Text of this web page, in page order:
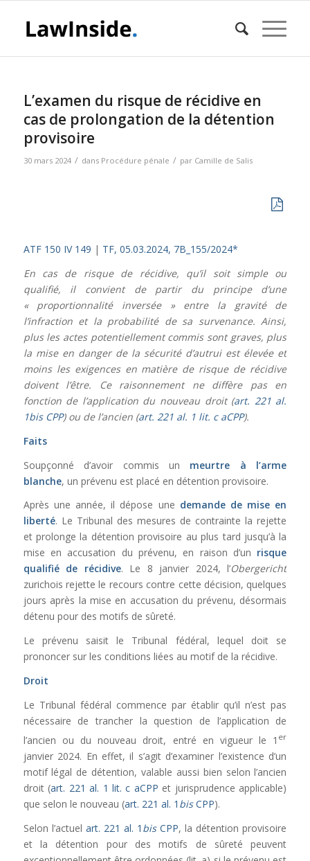
L’examen du risque de récidive en
cas de prolongation de la détention
provisoire
30 mars 2024 / dans Procédure pénale / par Camille de Salis
ATF 150 IV 149 | TF, 05.03.2024, 7B_155/2024*
En cas de risque de récidive, qu’il soit simple ou
qualifié, il convient de partir du principe d’une
« proportionnalité inversée » entre la gravité de
l’infraction et la probabilité de sa survenance. Ainsi,
plus les actes potentiellement commis sont graves, plus
la mise en danger de la sécurité d’autrui est élevée et
moins les exigences en matière de risque de récidive
doivent l’être. Ce raisonnement ne diffère pas en
fonction de l’application du nouveau droit (art. 221 al.
1bis CPP) ou de l’ancien (art. 221 al. 1 lit. c aCPP).
Faits
Soupçonné d’avoir commis un meurtre à l’arme
blanche, un prévenu est placé en détention provisoire.
Après une année, il dépose une demande de mise en
liberté. Le Tribunal des mesures de contrainte la rejette
et prolonge la détention provisoire au plus tard jusqu’à la
mise en accusation du prévenu, en raison d’un risque
qualifié de récidive. Le 8 janvier 2024, l’Obergericht
zurichois rejette le recours contre cette décision, quelques
jours après la mise en accusation du prévenu, désormais
détenu pour des motifs de sûreté.
Le prévenu saisit le Tribunal fédéral, lequel doit se
prononcer sur les conditions liées au motif de la récidive.
Droit
Le Tribunal fédéral commence par établir qu’il n’est pas
nécessaire de trancher la question de l’application de
l’ancien ou du nouveau droit, entré en vigueur le 1 er
janvier 2024. En effet, il s’agit d’examiner l’existence d’un
motif légal de détention, valable aussi bien selon l’ancien
droit (art. 221 al. 1 lit. c aCPP et jurisprudence applicable)
que selon le nouveau (art. 221 al. 1 bisCPP).
Selon l’actuel art. 221 al. 1 bisCPP, la détention provisoire
et la détention pour des motifs de sûreté peuvent